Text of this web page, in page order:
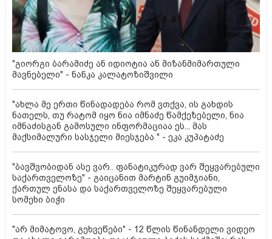
"გიორგი ბარამიძე ან იდიოტია ან მიზანმიმართული
მავნებელი" - ნანკა კალატოზიშვილი
"ახლა მე ერთი წინადადება რომ ვთქვა, ის გახდის
ნათელს, თუ რატომ იყო ნია იმნაძე წამქეზებელი, ნია
იმნაძისგან გამოსული ინფორმაციაა ეს... მას
მაქსიმალური სასჯელი მიესჯება " - ეკა კუპატაძე
"ბავშვობიდან ასე ვარ.. ფანატიკურად ვარ შეყვარებული
საქართველოზე" - გაიცანით მარტინ გუიმჯიანი,
ქართულ ენასა და საქართველოზე შეყვარებული
სომეხი ბიჭი
"არ მიმატოვო, გეხვეწები" - 12 წლის წინანდელი ვიდეო